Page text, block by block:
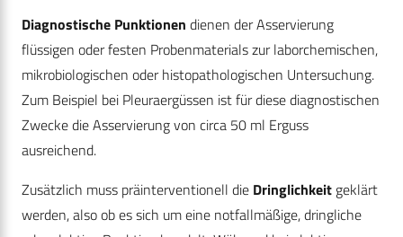
Diagnostische Punktionen dienen der Asservierung
flüssigen oder festen Probenmaterials zur laborchemischen,
mikrobiologischen oder histopathologischen Untersuchung.
Zum Beispiel bei Pleuraergüssen ist für diese diagnostischen
Zwecke die Asservierung von circa 50 ml Erguss
ausreichend.
Zusätzlich muss präinterventionell die Dringlichkeit geklärt
werden, also ob es sich um eine notfallmäßige, dringliche